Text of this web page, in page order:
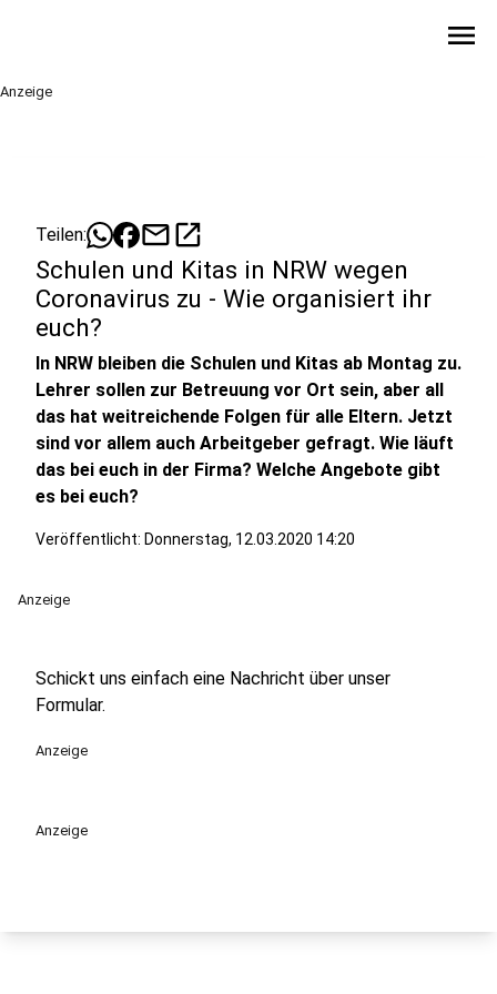
menu
Anzeige
Teilen: mailopen_in_new
Schulen und Kitas in NRW wegen
Coronavirus zu - Wie organisiert ihr
euch?
In NRW bleiben die Schulen und Kitas ab Montag zu.
Lehrer sollen zur Betreuung vor Ort sein, aber all
das hat weitreichende Folgen für alle Eltern. Jetzt
sind vor allem auch Arbeitgeber gefragt. Wie läuft
das bei euch in der Firma? Welche Angebote gibt
es bei euch?
Veröffentlicht: Donnerstag, 12.03.2020 14:20
Anzeige
Schickt uns einfach eine Nachricht über unser
Formular.
Anzeige
Anzeige